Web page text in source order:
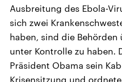
Landtagswahl Sachsen-Anhalt
2026
Alle Informationen
Sachsen-Anhalt wählt am 6.
September 2026 einen neuen
Bundesland von einer Koalition
Ausbreitung des Ebola-
sich zwei
haben, sind die Behörden
unter Kontrolle zu haben.
Präsident Obama sein
Krisensitzung und